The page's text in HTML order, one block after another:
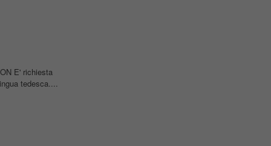
E' richiesta
tedesca....